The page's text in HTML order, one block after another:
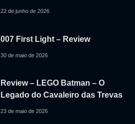
22 de junho de 2026
007 First Light – Review
30 de maio de 2026
Review – LEGO Batman – O
Legado do Cavaleiro das Trevas
23 de maio de 2026